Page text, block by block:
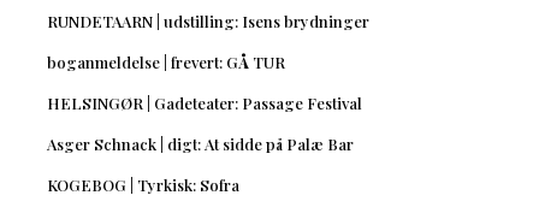
RUNDETAARN | udstilling: Isens brydninger
boganmeldelse | frevert: GÅ TUR
HELSINGØR | Gadeteater: Passage Festival
Asger Schnack | digt: At sidde på Palæ Bar
KOGEBOG | Tyrkisk: Sofra